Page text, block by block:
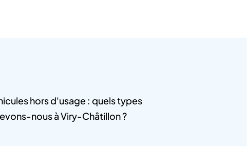
hors d'usage : quels types
nous à Viry-Châtillon ?